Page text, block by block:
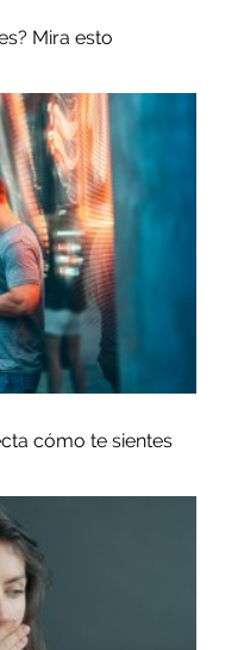
Mira esto
cómo te sientes